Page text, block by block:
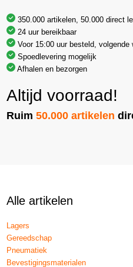
350.000 artikelen, 50.000 direct
24 uur bereikbaar
Voor 15:00 uur besteld, volgende
Spoedlevering mogelijk
Afhalen en bezorgen
Altijd voorraad!
Ruim50.000 artikelen
Alle artikelen
Lagers
Gereedschap
Pneumatiek
Bevestigingsmaterialen